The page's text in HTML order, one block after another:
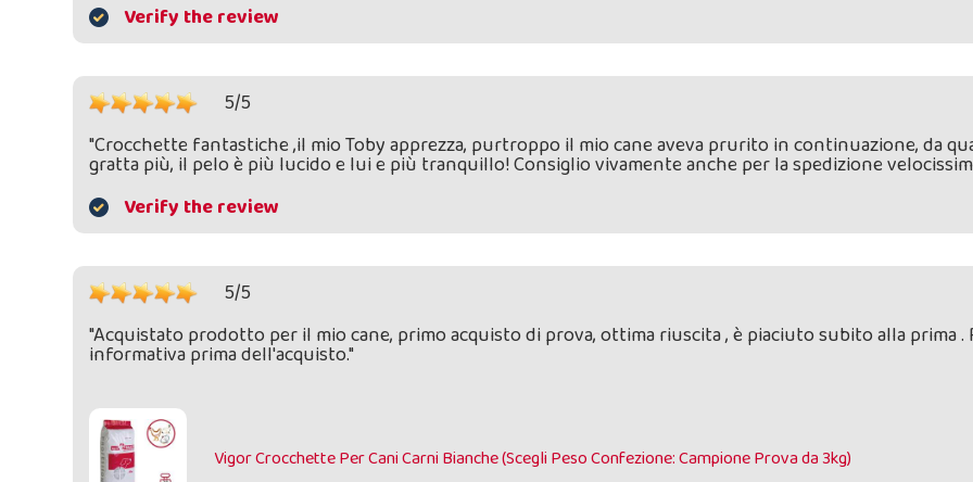
Verify the review
5/5
"Crocchette fantastiche ,il mio Toby apprezza, purtroppo il mio cane aveva prurito in continuazione, da
gratta più, il pelo è più lucido e lui e più tranquillo! Consiglio vivamente anche per la spedizione
Verify the review
5/5
"Acquistato prodotto per il mio cane, primo acquisto di prova, ottima riuscita , è piaciuto subito alla prima
informativa prima dell'acquisto."
Vigor Crocchette Per Cani Carni Bianche (Scegli Peso Confezione: Campione Prova da 3kg)